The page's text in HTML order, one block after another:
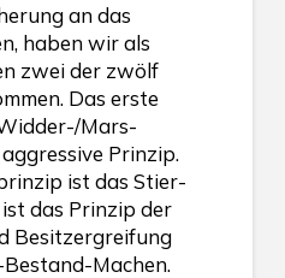
an das
haben wir als
zwei der zwölf
Das erste
Mars-
Prinzip.
ist das Stier-
das Prinzip der
Besitzergreifung
Machen.